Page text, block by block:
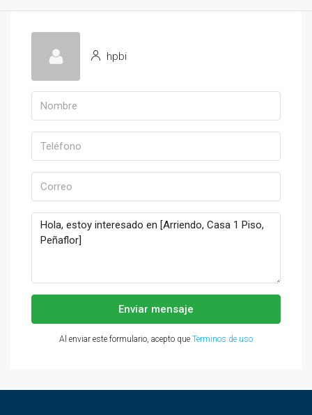
hpbi
Enviar mensaje
Al enviar este formulario, acepto que Terminos de uso